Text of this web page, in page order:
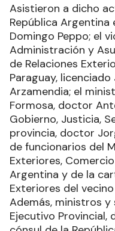
Asistieron a dicho
República Argentina
Domingo Peppo; el
Administración y
de Relaciones
Paraguay,
Arzamendia; el
Formosa, doctor
Gobierno, Justicia,
provincia, doctor
de funcionarios del
Exteriores,
Argentina y de la
Exteriores del
Además, ministros
Ejecutivo Provincial,